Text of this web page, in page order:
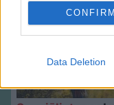
CONFIRM
Data Deletion